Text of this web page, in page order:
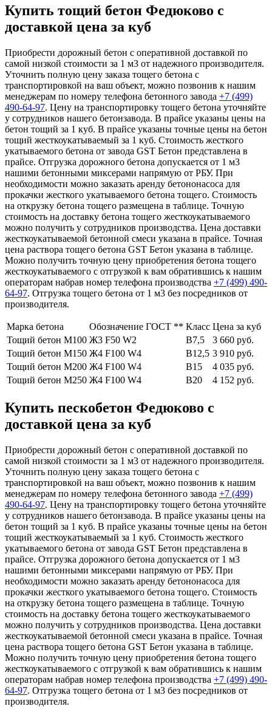
Купить тощий бетон Федюково с
доставкой цена за куб
Приобрести дорожный бетон с оперативной доставкой по
самой низкой стоимости за 1 м3 от надежного производителя.
Уточнить полную цену заказа тощего бетона с
транспортировкой на ваш объект, можно позвонив к нашим
менеджерам по номеру телефона бетонного завода +7 (499)
490-64-97. Цену на транспортировку тощего бетона уточняйте
у сотрудников нашего бетонзавода. В прайсе указаны цены на
бетон тощий за 1 куб. В прайсе указаны точные цены на бетон
тощий жесткоукатываемый за 1 куб. Стоимость жесткого
укатываемого бетона от завода GST Бетон представлена в
прайсе. Отгрузка дорожного бетона допускается от 1 м3
нашими бетонными миксерами напрямую от РБУ. При
необходимости можно заказать аренду бетононасоса для
прокачки жесткого укатываемого бетона тощего. Стоимость
на открузку бетона тощего размещена в таблице. Точную
стоимость на доставку бетона тощего жесткоукатываемого
можно получить у сотрудников производства. Цена доставки
жесткоукатываемой бетонной смеси указана в прайсе. Точная
цена раствора тощего бетона GST Бетон указана в таблице.
Можно получить точную цену приобретения бетона тощего
жесткоукатываемого с отгрузкой к вам обратившись к нашим
операторам набрав номер телефона производства +7 (499) 490-
64-97. Отгрузка тощего бетона от 1 м3 без посредников от
производителя.
Марка бетона Обозначение ГОСТ ** Класс Цена за куб
Тощий бетон М100 Ж3 F50 W2 В7,5
3 660 руб.
Тощий бетон М150 Ж4 F100 W4 В12,5 3 910 руб.
Тощий бетон М200 Ж4 F100 W4 В15
4 035 руб.
Тощий бетон М250 Ж4 F100 W4 В20 4 152 руб.
Купить пескобетон Федюково с
доставкой цена за куб
Приобрести дорожный бетон с оперативной доставкой по
самой низкой стоимости за 1 м3 от надежного производителя.
Уточнить полную цену заказа тощего бетона с
транспортировкой на ваш объект, можно позвонив к нашим
менеджерам по номеру телефона бетонного завода +7 (499)
490-64-97. Цену на транспортировку тощего бетона уточняйте
у сотрудников нашего бетонзавода. В прайсе указаны цены на
бетон тощий за 1 куб. В прайсе указаны точные цены на бетон
тощий жесткоукатываемый за 1 куб. Стоимость жесткого
укатываемого бетона от завода GST Бетон представлена в
прайсе. Отгрузка дорожного бетона допускается от 1 м3
нашими бетонными миксерами напрямую от РБУ. При
необходимости можно заказать аренду бетононасоса для
прокачки жесткого укатываемого бетона тощего. Стоимость
на открузку бетона тощего размещена в таблице. Точную
стоимость на доставку бетона тощего жесткоукатываемого
можно получить у сотрудников производства. Цена доставки
жесткоукатываемой бетонной смеси указана в прайсе. Точная
цена раствора тощего бетона GST Бетон указана в таблице.
Можно получить точную цену приобретения бетона тощего
жесткоукатываемого с отгрузкой к вам обратившись к нашим
операторам набрав номер телефона производства +7 (499) 490-
64-97. Отгрузка тощего бетона от 1 м3 без посредников от
производителя.